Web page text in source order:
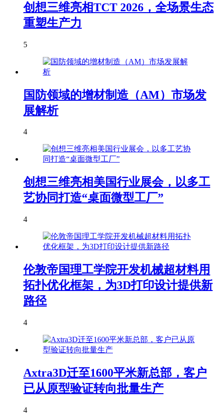
创想三维亮相TCT 2026，全场景生态
重塑生产力
5
国防领域的增材制造（AM）市场发
展解析
4
创想三维亮相美国行业展会，以多工
艺协同打造“桌面微型工厂”
4
伦敦帝国理工学院开发机械超材料用
拓扑优化框架，为3D打印设计提供新
路径
4
Axtra3D迁至1600平米新总部，客户
已从原型验证转向批量生产
4